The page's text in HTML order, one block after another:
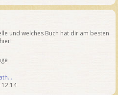
und welches Buch hat dir am besten